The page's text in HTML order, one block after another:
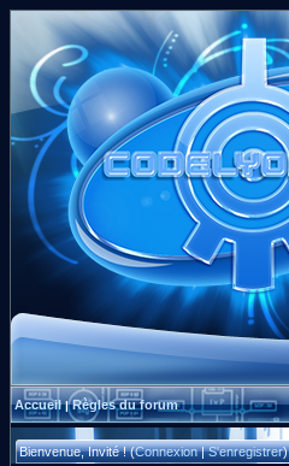
Accueil|Règles du forum
Bienvenue, Invité ! (Connexion|S'enregistrer)